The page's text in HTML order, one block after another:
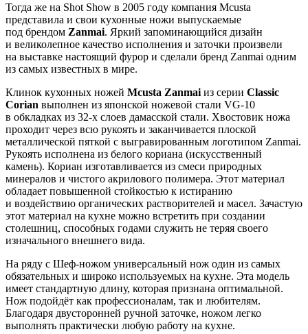
Тогда же на Shot Show в 2005 году компания Mcusta
представила и свои кухонные ножи выпускаемые
под брендом Zanmai. Яркий запоминающийся дизайн
и великолепное качество исполнения и заточки произвели
на выставке настоящий фурор и сделали бренд Zanmai одним
из самых известных в мире.
Клинок кухонных ножей Mcusta Zanmai из серии Classic
Corian выполнен из японской ножевой стали VG-10
в обкладках из 32-х слоев дамасской стали. Хвостовик ножа
проходит через всю рукоять и заканчивается плоской
металлической пяткой с выгравированным логотипом Zanmai.
Рукоять исполнена из белого кориана (искусственный
камень). Кориан изготавливается из смеси природных
минералов и чистого акрилового полимера. Этот материал
обладает повышенной стойкостью к истиранию
и воздействию органических растворителей и масел. Зачастую
этот материал на кухне можно встретить при создании
столешниц, способных годами служить не теряя своего
изначального внешнего вида.
На ряду с Шеф-ножом универсальный нож один из самых
обязательных и широко используемых на кухне. Эта модель
имеет стандартную длину, которая признана оптимальной.
Нож подойдёт как профессионалам, так и любителям.
Благодаря двусторонней ручной заточке, ножом легко
выполнять практически любую работу на кухне.